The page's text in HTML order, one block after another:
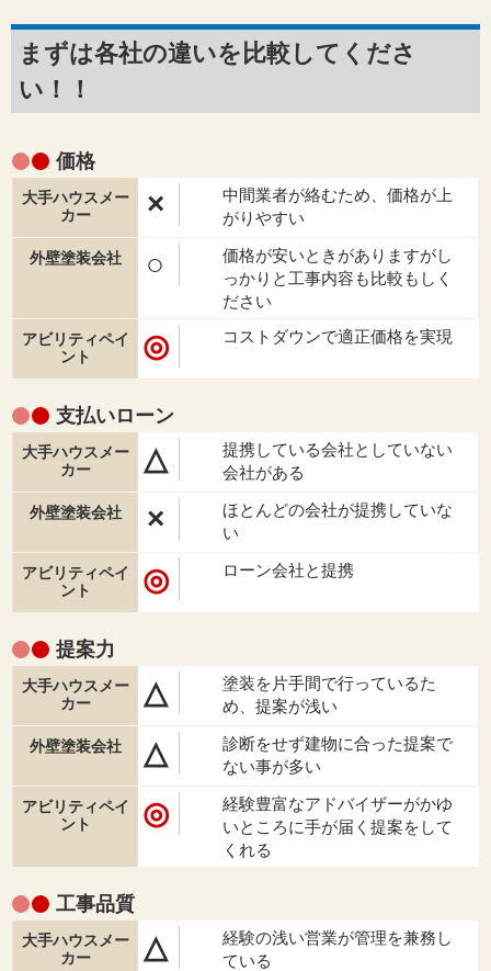
まずは各社の違いを比較してくださ
い！！
価格
×
中間業者が絡むため、価格が上
がりやすい
○
価格が安いときがありますがし
っかりと工事内容も比較もしく
ださい
◎ コストダウンで適正価格を実現
支払いローン
△
提携している会社としていない
会社がある
×
ほとんどの会社が提携していな
い
◎ ローン会社と提携
提案力
△
塗装を片手間で行っているた
め、提案が浅い
△
診断をせず建物に合った提案で
ない事が多い
◎
経験豊富なアドバイザーがかゆ
いところに手が届く提案をして
くれる
工事品質
△
経験の浅い営業が管理を兼務し
ている